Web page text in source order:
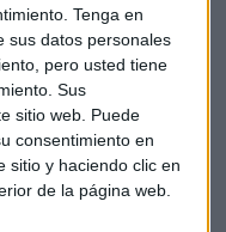
Tenga en
sus datos personales
pero usted tiene
Sus
sitio web. Puede
consentimiento en
sitio y haciendo clic en
de la página web.
personas con
de contacto y
que se
son los dos
año más, el